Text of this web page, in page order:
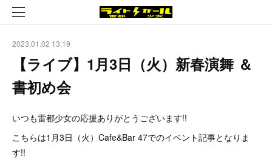
2023.01.02 13:19
【ライブ】1月3日（火）新春演舞 ＆
書初め会
いつも雷都少女の応援ありがとうございます!!
こちらは1月3日（火）Cafe&Bar 47でのイベント記事となりま
す!!